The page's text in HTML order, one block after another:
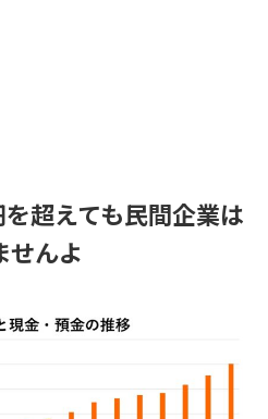
超えても民間企業は
せんよ